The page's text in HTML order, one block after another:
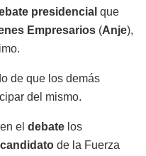
presidencial que
Empresarios (Anje),
de que los demás
del mismo.
el debate los
candidato de la Fuerza